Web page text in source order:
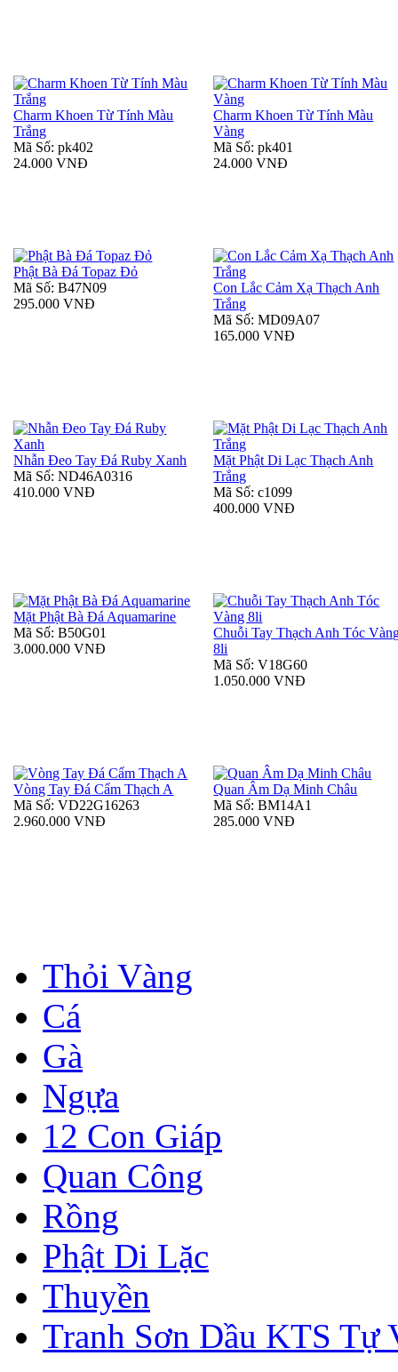
Charm Khoen Từ Tính Màu
Trắng
Mã Số: pk402
24.000 VNĐ
Charm Khoen Từ Tính Màu
Vàng
Mã Số: pk401
24.000 VNĐ
Phật Bà Đá Topaz Đỏ
Mã Số: B47N09
295.000 VNĐ
Con Lắc Cảm Xạ Thạch Anh
Trắng
Mã Số: MD09A07
165.000 VNĐ
Nhẫn Đeo Tay Đá Ruby Xanh
Mã Số: ND46A0316
410.000 VNĐ
Mặt Phật Di Lạc Thạch Anh
Trắng
Mã Số: c1099
400.000 VNĐ
Mặt Phật Bà Đá Aquamarine
Mã Số: B50G01
3.000.000 VNĐ
Chuỗi Tay Thạch Anh Tóc
8li
Mã Số: V18G60
1.050.000 VNĐ
Vòng Tay Đá Cẩm Thạch A
Mã Số: VD22G16263
2.960.000 VNĐ
Quan Âm Dạ Minh Châu
Mã Số: BM14A1
285.000 VNĐ
Thỏi Vàng
Cá
Gà
Ngựa
12 Con Giáp
Quan Công
Rồng
Phật Di Lặc
Thuyền
Tranh Sơn Dầu KTS Tự